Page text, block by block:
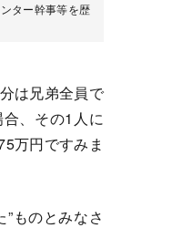
ター幹事等を歴
は兄弟全員で
、その1人に
万円ですみま
ものとみなさ